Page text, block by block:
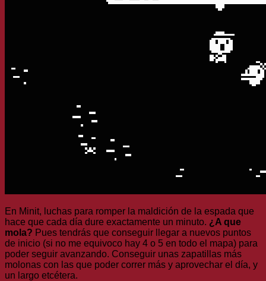
En Minit, luchas para romper la maldición de la espada que
hace que cada día dure exactamente un minuto. ¿A que
mola? Pues tendrás que conseguir llegar a nuevos puntos
de inicio (si no me equivoco hay 4 o 5 en todo el mapa) para
poder seguir avanzando. Conseguir unas zapatillas más
molonas con las que poder correr más y aprovechar el día, y
un largo etcétera.